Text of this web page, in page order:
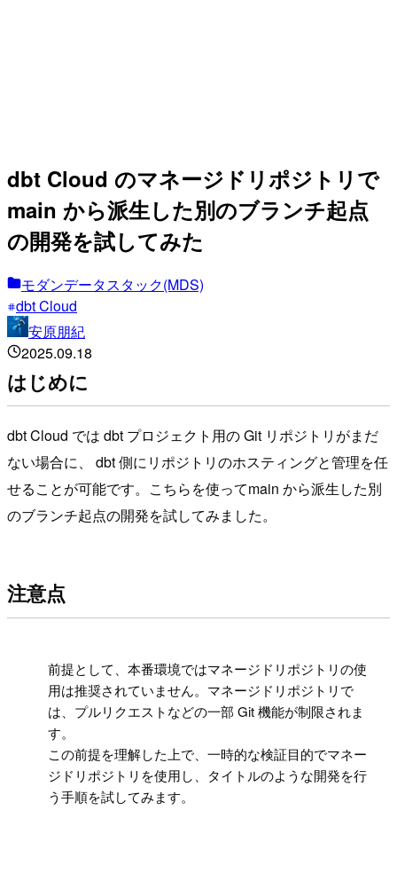
dbt Cloud のマネージドリポジトリで
main から派生した別のブランチ起点
の開発を試してみた
モダンデータスタック(MDS)
dbt Cloud
安原朋紀
2025.09.18
はじめに
dbt Cloud では dbt プロジェクト用の Git リポジトリがまだ
ない場合に、 dbt 側にリポジトリのホスティングと管理を任
せることが可能です。こちらを使ってmain から派生した別
のブランチ起点の開発を試してみました。
注意点
前提として、本番環境ではマネージドリポジトリの使
用は推奨されていません。マネージドリポジトリで
は、プルリクエストなどの一部 Git 機能が制限されま
す。
この前提を理解した上で、一時的な検証目的でマネー
ジドリポジトリを使用し、タイトルのような開発を行
う手順を試してみます。